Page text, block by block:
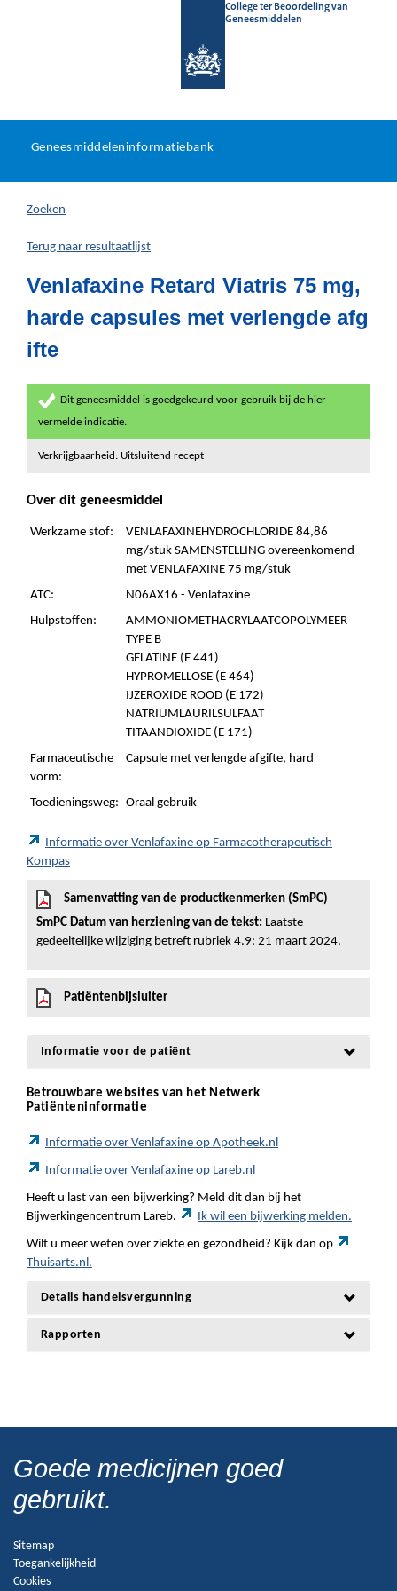
College ter Beoordeling van
Geneesmiddelen
U
hier:
Geneesmiddeleninformatiebank
Zoeken
Terug naar resultaatlijst
Venlafaxine Retard Viatris 75 mg,
harde capsules met verlengde afg
ifte
Dit geneesmiddel is goedgekeurd voor gebruik bij de hier
vermelde indicatie.
Verkrijgbaarheid: Uitsluitend recept
Over dit geneesmiddel
Werkzame stof:
VENLAFAXINEHYDROCHLORIDE 84,86
mg/stuk SAMENSTELLING overeenkomend
met VENLAFAXINE 75 mg/stuk
ATC:
N06AX16 - Venlafaxine
Hulpstoffen:
AMMONIOMETHACRYLAATCOPOLYMEER
TYPE B
GELATINE (E 441)
HYPROMELLOSE (E 464)
IJZEROXIDE ROOD (E 172)
NATRIUMLAURILSULFAAT
TITAANDIOXIDE (E 171)
Farmaceutische
vorm:
Capsule met verlengde afgifte, hard
Toedieningsweg: Oraal gebruik
Informatie over Venlafaxine op Farmacotherapeutisch
Kompas
Samenvatting van de productkenmerken (SmPC)
SmPC Datum van herziening van de tekst: Laatste
gedeeltelijke wijziging betreft rubriek 4.9: 21 maart 2024.
Patiëntenbijsluiter
Informatie voor de patiënt
Betrouwbare websites van het Netwerk
Patiënteninformatie
Informatie over Venlafaxine op Apotheek.nl
Informatie over Venlafaxine op Lareb.nl
Heeft u last van een bijwerking? Meld dit dan bij het
Bijwerkingencentrum Lareb.
Ik wil een bijwerking melden.
Wilt u meer weten over ziekte en gezondheid? Kijk dan op
Thuisarts.nl.
Details handelsvergunning
Rapporten
Goede medicijnen goed
gebruikt.
Sitemap
Toegankelijkheid
Cookies